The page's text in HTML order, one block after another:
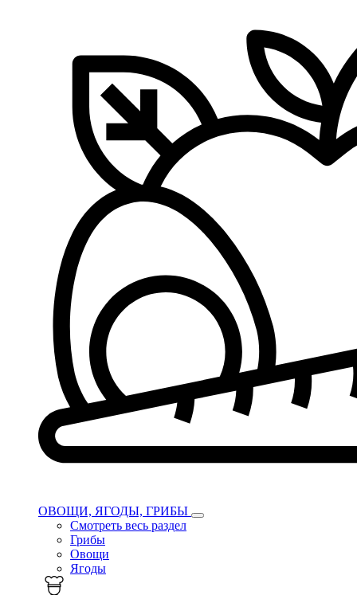
ОВОЩИ, ЯГОДЫ, ГРИБЫ
Смотреть весь раздел
Грибы
Овощи
Ягоды